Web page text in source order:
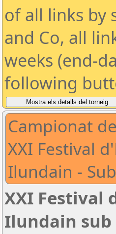
of all links by
and Co, all
weeks (end-
following
Campionat
XXI Festival
Ilundain -
XXI Festival
Ilundain sub